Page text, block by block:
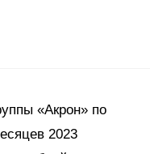
«Акрон» по
2023